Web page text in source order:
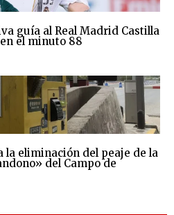
guía al Real Madrid Castilla
el minuto 88
la eliminación del peaje de la
del Campo de